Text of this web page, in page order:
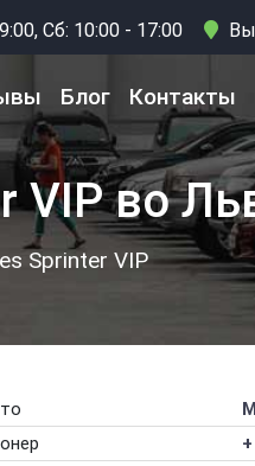
Сб: 10:00 - 17:00
Блог Контакты
VIP во
Sprinter VIP
+